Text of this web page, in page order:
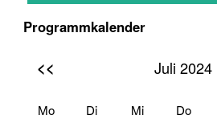
Programmkalender
<< Juli 2024
Mo Di Mi Do